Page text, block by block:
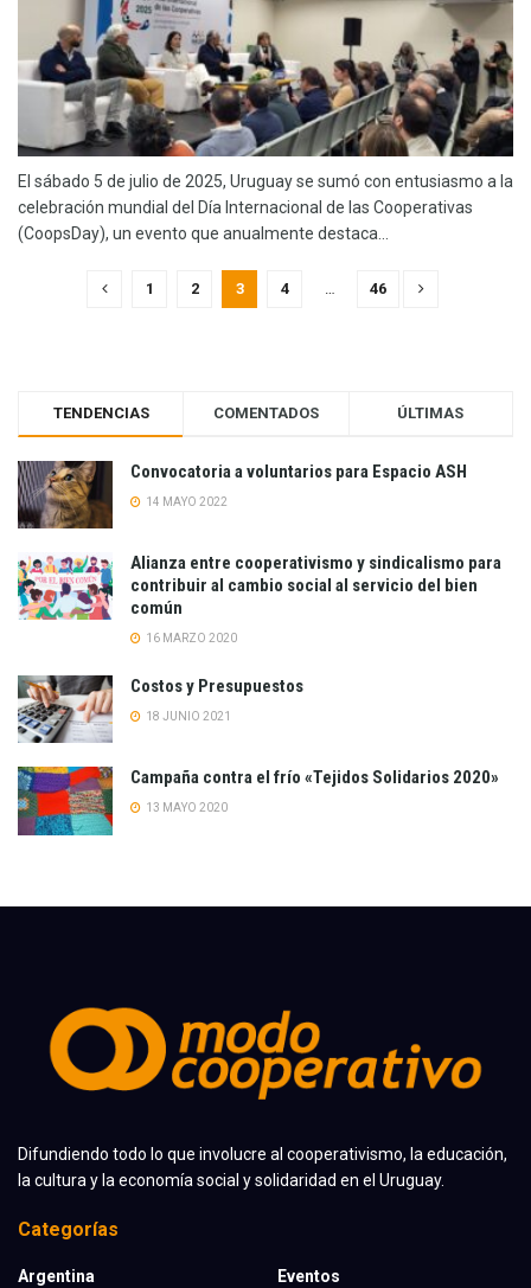
El sábado 5 de julio de 2025, Uruguay se sumó con entusiasmo a la
celebración mundial del Día Internacional de las Cooperativas
(CoopsDay), un evento que anualmente destaca...
1 2 3 4 … 46
TENDENCIAS COMENTADOS ÚLTIMAS
Convocatoria a voluntarios para Espacio ASH
14 MAYO 2022
Alianza entre cooperativismo y sindicalismo para
contribuir al cambio social al servicio del bien
común
16 MARZO 2020
Costos y Presupuestos
18 JUNIO 2021
Campaña contra el frío «Tejidos Solidarios 2020»
13 MAYO 2020
Difundiendo todo lo que involucre al cooperativismo, la educación,
la cultura y la economía social y solidaridad en el Uruguay.
Categorías
Argentina
Eventos